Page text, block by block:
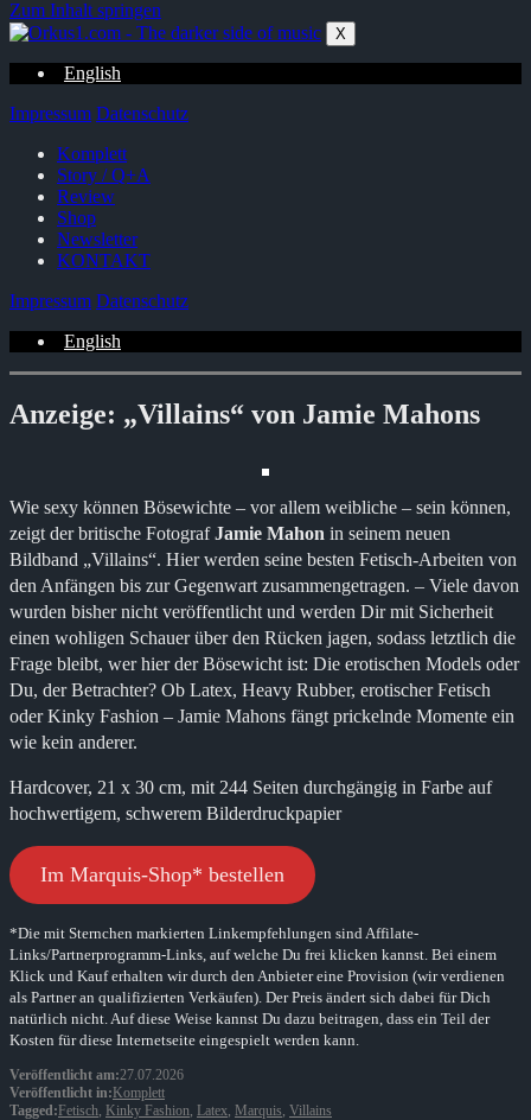
Zum Inhalt springen
X
English
Impressum Datenschutz
Komplett
Story / Q+A
Review
Shop
Newsletter
KONTAKT
Impressum Datenschutz
English
Anzeige: „Villains“ von Jamie Mahons
Wie sexy können Bösewichte – vor allem weibliche – sein können,
zeigt der britische FotografJamie Mahon in seinem neuen
Bildband „Villains“. Hier werden seine besten Fetisch-Arbeiten von
den Anfängen bis zur Gegenwart zusammengetragen. – Viele davon
wurden bisher nicht veröffentlicht und werden Dir mit Sicherheit
einen wohligen Schauer über den Rücken jagen, sodass letztlich die
Frage bleibt, wer hier der Bösewicht ist: Die erotischen Models oder
Du, der Betrachter? Ob Latex, Heavy Rubber, erotischer Fetisch
oder Kinky Fashion – Jamie Mahons fängt prickelnde Momente ein
wie kein anderer.
Hardcover, 21 x 30 cm, mit 244 Seiten durchgängig in Farbe auf
hochwertigem, schwerem Bilderdruckpapier
Im Marquis-Shop* bestellen
*Die mit Sternchen markierten Linkempfehlungen sind Affilate-
Links/Partnerprogramm-Links, auf welche Du frei klicken kannst. Bei einem
Klick und Kauf erhalten wir durch den Anbieter eine Provision (wir verdienen
als Partner an qualifizierten Verkäufen). Der Preis ändert sich dabei für Dich
natürlich nicht. Auf diese Weise kannst Du dazu beitragen, dass ein Teil der
Kosten für diese Internetseite eingespielt werden kann.
Veröffentlicht am:27.07.2026
Veröffentlicht in:Komplett
Tagged:Fetisch, Kinky Fashion, Latex, Marquis, Villains